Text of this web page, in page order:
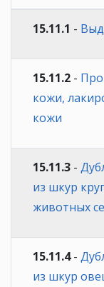
15.11.1 -
15.11.2 -
кожи,
кожи
15.11.3 -
из шкур
животных
15.11.4-
из шкур